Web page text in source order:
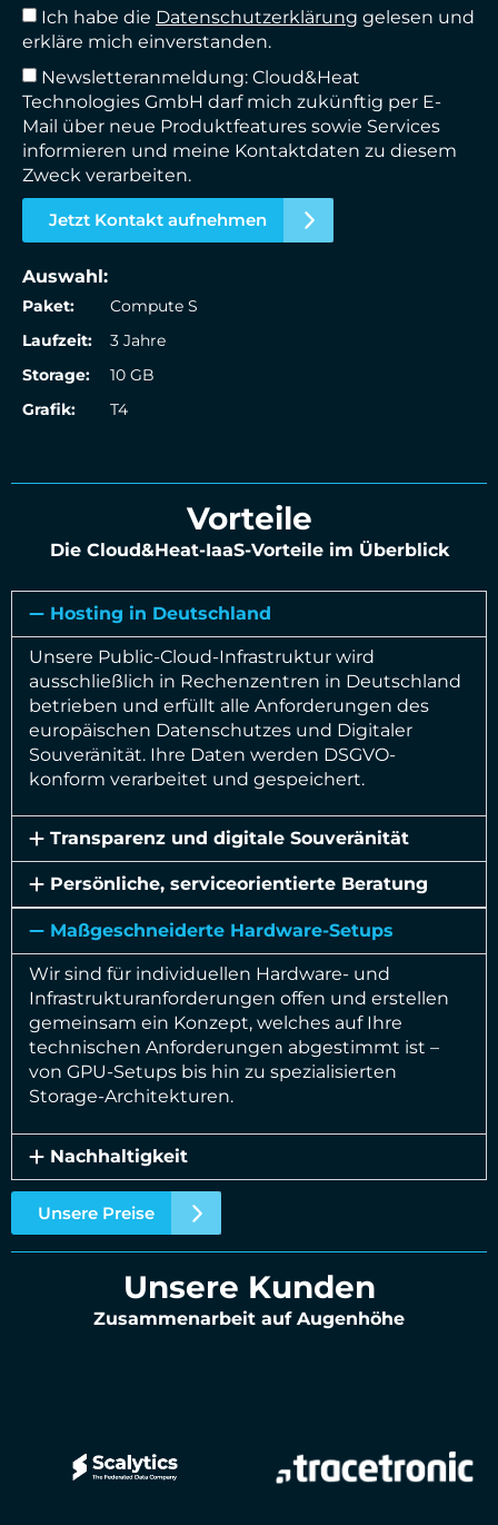
Ich habe die Datenschutzerklärung gelesen und
erkläre mich einverstanden.
Newsletteranmeldung: Cloud&Heat
Technologies GmbH darf mich zukünftig per E-
Mail über neue Produktfeatures sowie Services
informieren und meine Kontaktdaten zu diesem
Zweck verarbeiten.
Jetzt Kontakt aufnehmen
Auswahl:
Paket:
Compute S
Laufzeit:
3 Jahre
Storage:
10 GB
Grafik:
T4
Vorteile
Die Cloud&Heat-IaaS-Vorteile im Überblick
Hosting in Deutschland
Unsere Public-Cloud-Infrastruktur wird
ausschließlich in Rechenzentren in Deutschland
betrieben und erfüllt alle Anforderungen des
europäischen Datenschutzes und Digitaler
Souveränität. Ihre Daten werden DSGVO-
konform verarbeitet und gespeichert.
Transparenz und digitale Souveränität
Persönliche, serviceorientierte Beratung
Maßgeschneiderte Hardware-Setups
Wir sind für individuellen Hardware- und
Infrastrukturanforderungen offen und erstellen
gemeinsam ein Konzept, welches auf Ihre
technischen Anforderungen abgestimmt ist –
von GPU-Setups bis hin zu spezialisierten
Storage-Architekturen.
Nachhaltigkeit
Unsere Preise
Unsere Kunden
Zusammenarbeit auf Augenhöhe